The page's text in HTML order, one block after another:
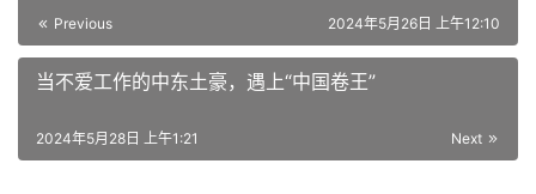
Previous 2024年5月26日 上午12:10
当不爱工作的中东土豪，遇上“中国卷王”
Next
2024年5月28日 上午1:21